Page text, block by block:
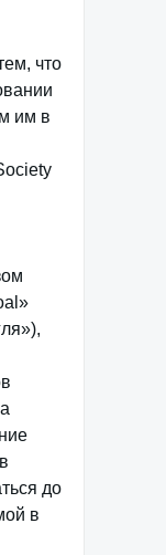
что
им в
до
в